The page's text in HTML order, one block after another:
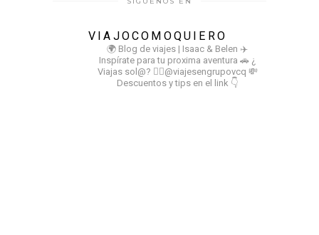
VIAJOCOMOQUIERO
🌍 Blog de viajes | Isaac & Belen ✈️
Inspírate para tu proxima aventura 🚗 ¿
Viajas sol@? 👉🏻@viajesengrupovcq 💸
Descuentos y tips en el link 👇